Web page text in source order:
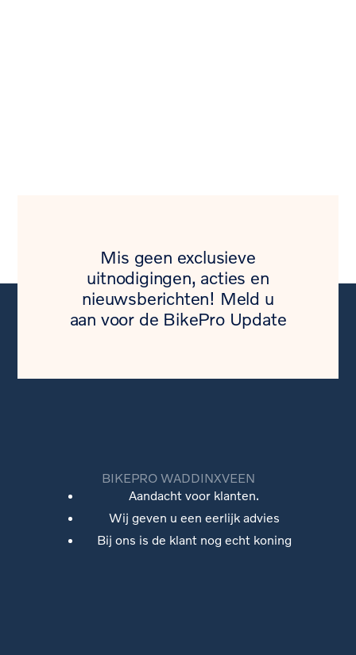
Mis geen exclusieve
uitnodigingen, acties en
nieuwsberichten! Meld u
aan voor de BikePro Update
BIKEPRO WADDINXVEEN
Aandacht voor klanten.
Wij geven u een eerlijk advies
Bij ons is de klant nog echt koning